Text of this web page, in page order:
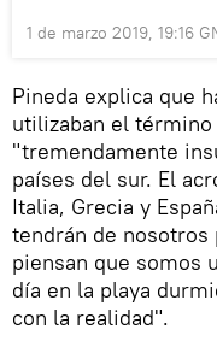
1 de marzo 2019, 19:16
Pineda explica que
utilizaban el término
"tremendamente
países del sur. El
Italia, Grecia y
tendrán de nosotros
piensan que somos
día en la playa
con la realidad".